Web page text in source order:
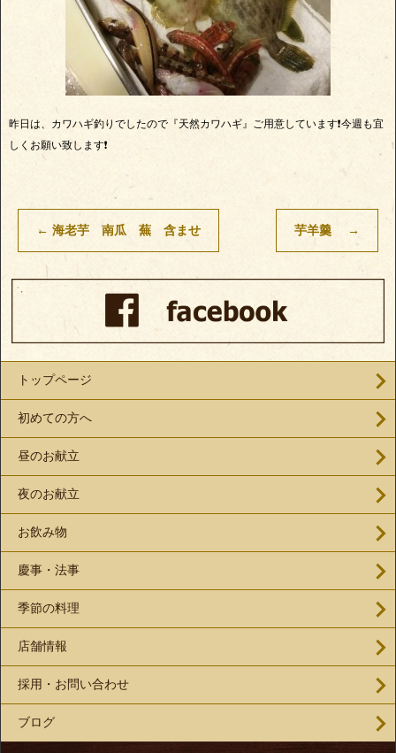
昨日は、カワハギ釣りでしたので『天然カワハギ』ご用意しています❗今週も宜
しくお願い致します❗
← 海老芋 南瓜 蕪 含ませ 芋羊羹 →
トップページ
初めての方へ
昼のお献立
夜のお献立
お飲み物
慶事・法事
季節の料理
店舗情報
採用・お問い合わせ
ブログ